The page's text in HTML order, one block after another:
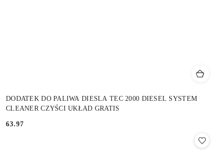
DODATEK DO PALIWA DIESLA TEC 2000 DIESEL SYSTEM
CLEANER CZYŚCI UKŁAD GRATIS
Cena:
63.97